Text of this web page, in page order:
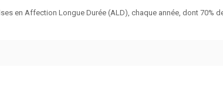
en Affection Longue Durée (ALD), chaque année, dont 70%